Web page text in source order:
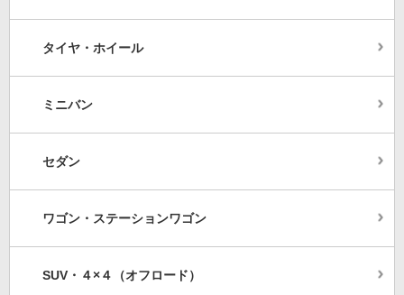
タイヤ・ホイール
ミニバン
セダン
ワゴン・ステーションワゴン
SUV・４×４（オフロード）